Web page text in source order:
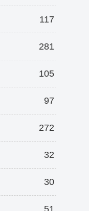
117
281
105
97
272
32
30